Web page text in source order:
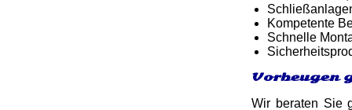
Kompetente
Schnelle
Vorbeugen
Wir beraten Sie